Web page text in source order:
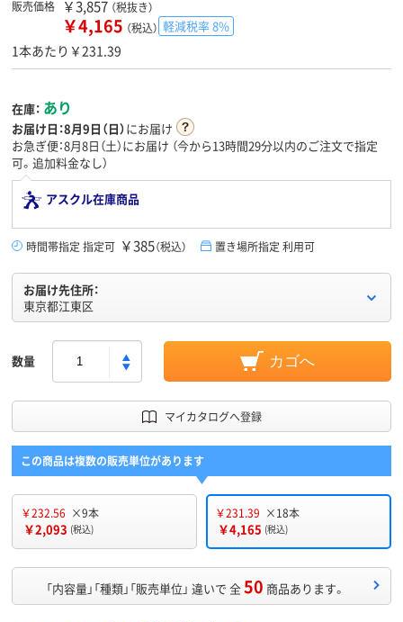
販売価格 ￥3,857 （税抜き）
￥4,165 （税込） 軽減税率 8%
1本あたり￥231.39
在庫： あり
お届け日：8月9日（日）にお届け
お急ぎ便：8月8日（土）にお届け （今から13時間29分以内のご注文で指定
可。追加料金なし）
アスクル在庫商品
時間帯指定 指定可 ￥385（税込） 置き場所指定 利用可
お届け先住所：
東京都江東区
数量 カゴへ
マイカタログへ登録
この商品は複数の販売単位があります
￥232.56 ×9本
￥2,093 (税込)
￥231.39 ×18本
￥4,165 (税込)
「内容量」「種類」「販売単位」 違いで 全50 商品あります。